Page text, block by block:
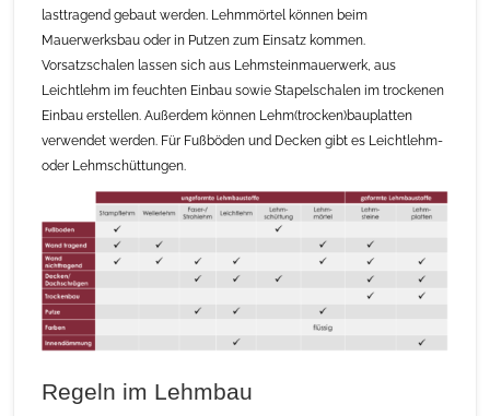
lasttragend gebaut werden. Lehmmörtel können beim
Mauerwerksbau oder in Putzen zum Einsatz kommen.
Vorsatzschalen lassen sich aus Lehmsteinmauerwerk, aus
Leichtlehm im feuchten Einbau sowie Stapelschalen im trockenen
Einbau erstellen. Außerdem können Lehm(trocken)bauplatten
verwendet werden. Für Fußböden und Decken gibt es Leichtlehm-
oder Lehmschüttungen.
Regeln im Lehmbau